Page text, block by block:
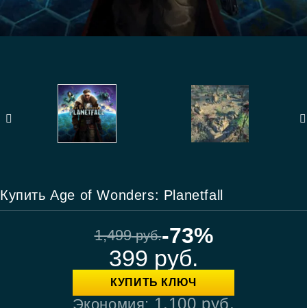
Купить Age of Wonders: Planetfall
1,499руб.-73%
399 руб.
КУПИТЬ КЛЮЧ
Экономия: 1,100 руб.